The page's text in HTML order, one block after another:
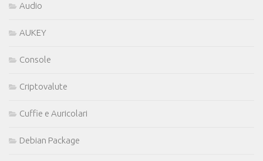
Audio
AUKEY
Console
Criptovalute
Cuffie e Auricolari
Debian Package